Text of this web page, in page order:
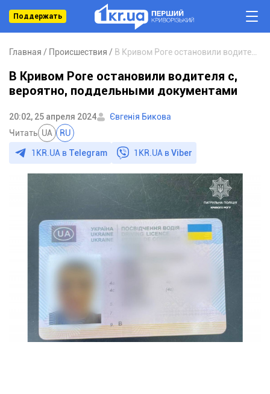
Поддержать
Главная Происшествия
В Кривом Роге остановили водителя с,
вероятно, поддельными документами
20:02, 25 апреля 2024
Євгенія Бикова
Читать UA RU
1KR.UA в Telegram 1KR.UA вViber